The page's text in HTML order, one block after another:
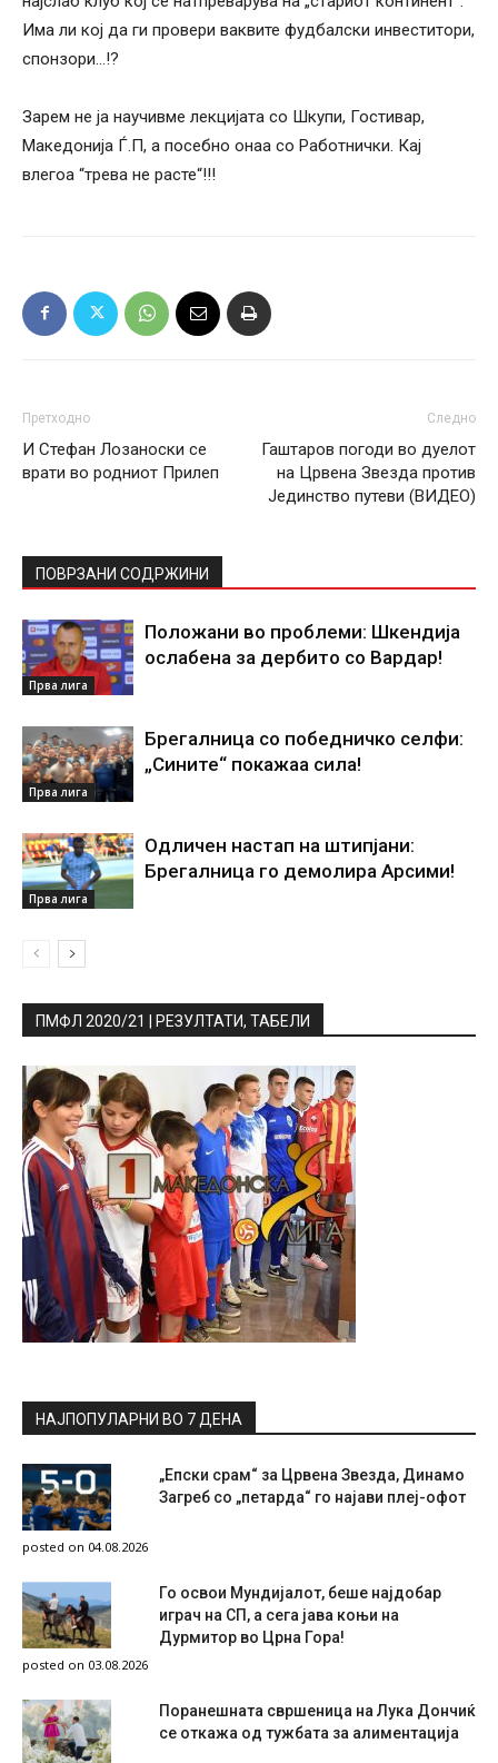
Има ли кој да ги провери ваквите фудбалски инвеститори,
спонзори…!?
Зарем не ја научивме лекцијата со Шкупи, Гостивар,
Македонија Ѓ.П, а посебно онаа со Работнички. Кај
влегоа “трева не расте“!!!
Претходно
И Стефан Лозаноски се
врати во родниот Прилеп
Следно
Гаштаров погоди во дуелот
на Црвена Звезда против
Јединство путеви (ВИДЕО)
ПОВРЗАНИ СОДРЖИНИ
Прва лига
Положани во проблеми: Шкендија
ослабена за дербито со Вардар!
Прва лига
Брегалница со победничко селфи:
„Сините“ покажаа сила!
Прва лига
Одличен настап на штипјани:
Брегалница го демолира Арсими!
ПМФЛ 2020/21 | РЕЗУЛТАТИ, ТАБЕЛИ
НАЈПОПУЛАРНИ ВО 7 ДЕНА
„Епски срам“ за Црвена Звезда, Динамо
Загреб со „петарда“ го најави плеј-офот
posted on 04.08.2026
Го освои Мундијалот, беше најдобар
играч на СП, а сега јава коњи на
Дурмитор во Црна Гора!
posted on 03.08.2026
Поранешната свршеница на Лука Дончиќ
се откажа од тужбата за алиментација